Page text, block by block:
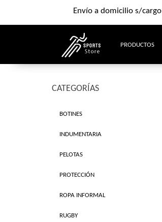
PRODUCTOS
Envío a domicilio s/cargo
CATEGORÍAS
BOTINES
INDUMENTARIA
PELOTAS
PROTECCIÓN
ROPA INFORMAL
RUGBY